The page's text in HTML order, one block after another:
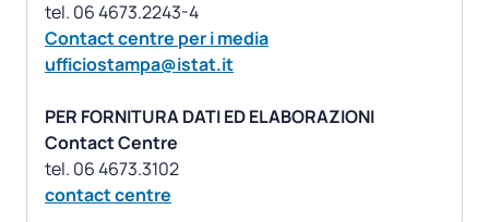
Contact centre per i media
ufficiostampa@istat.it
PER FORNITURA DATI ED ELABORAZIONI
Contact Centre
contact centre